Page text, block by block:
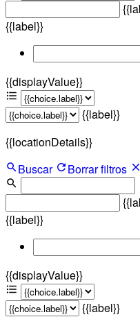
{{label}}
{{displayValue}}
{{label}}
{{locationDetails}}
Buscar
Borrar filtros
{{label}}
{{displayValue}}
{{label}}